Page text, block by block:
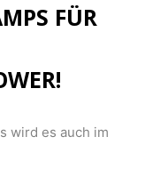
FÜR
wird es auch im